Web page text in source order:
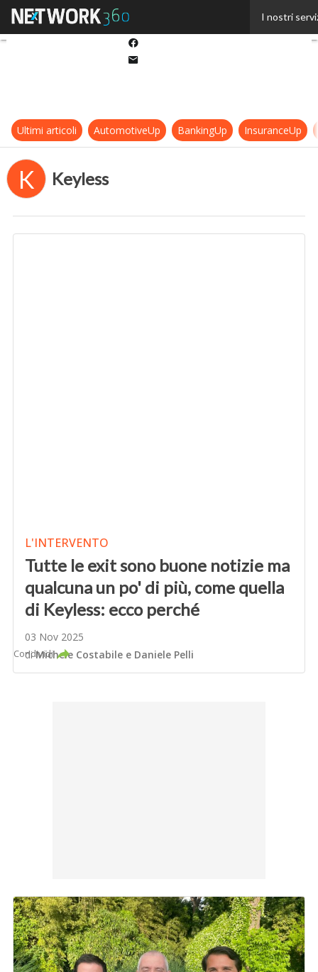
I nostri
Ultimi articoli AutomotiveUp BankingUp InsuranceUp
K Keyless
L'INTERVENTO
Tutte le exit sono buone notizie ma
qualcuna un po' di più, come quella
di Keyless: ecco perché
03 Nov 2025
diMichele Costabile e Daniele Pelli
Condividi